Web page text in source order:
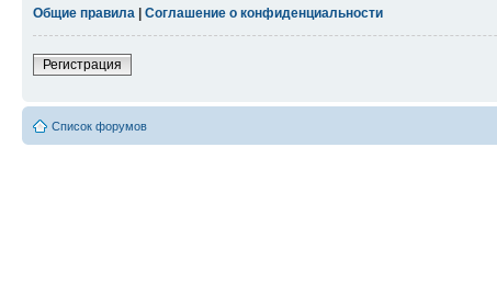
Общие правила
Соглашение о конфиденциальности
Регистрация
Список форумов